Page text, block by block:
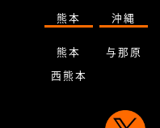
熊本 沖縄
熊本
与那原
西熊本